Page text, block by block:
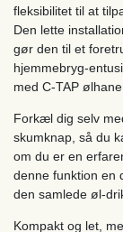
fleksibilitet til at
Den lette
gør den til et
hjemmebryg-
med C-TAP
Forkæl dig selv
skumknap, så du
om du er en
denne funktion en
den samlede øl-
Kompakt og let,